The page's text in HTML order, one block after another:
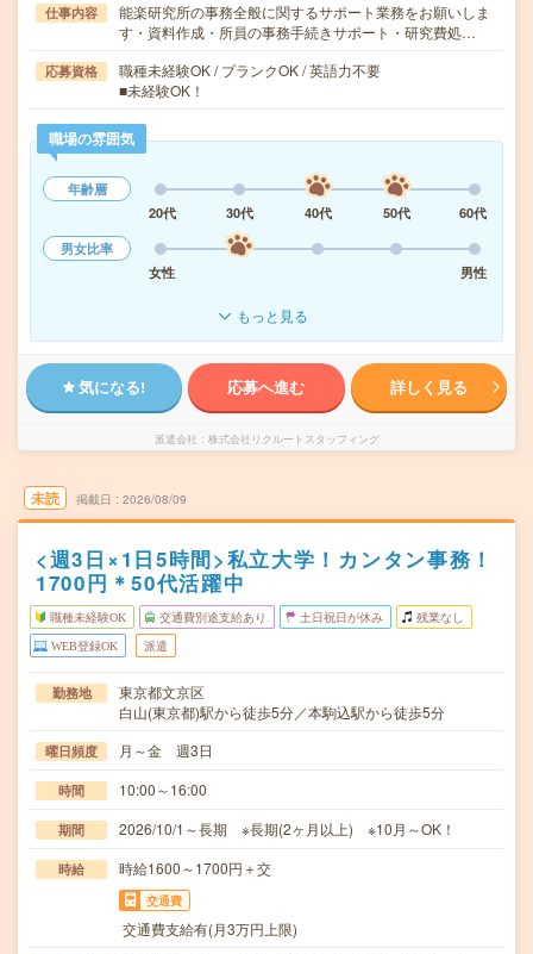
仕事内容
能楽研究所の事務全般に関するサポート業務をお願いしま
す・資料作成・所員の事務手続きサポート・研究費処…
応募資格
職種未経験OK / ブランクOK / 英語力不要
■未経験OK！
職場の雰囲気
年齢層
20代
30代 40代 50代
60代
男女比率
女性
男性
もっと見る
気になる! 応募へ進む 詳しく見る
派遣会社 株式会社リクルートスタッフィング
未読 掲載日 2026/08/09
<週3日×1日5時間>私立大学！カンタン事務！
1700円＊50代活躍中
職種未経験OK 交通費別途支給あり 土日祝日が休み 残業なし
WEB登録OK 派遣
勤務地
東京都文京区
白山(東京都)駅から徒歩5分／本駒込駅から徒歩5分
曜日頻度 月～金 週3日
時間 10:00～16:00
期間 2026/10/1～長期 ※長期(2ヶ月以上) ※10月～OK！
時給 時給1600～1700円＋交
交通費
交通費支給有(月3万円上限)